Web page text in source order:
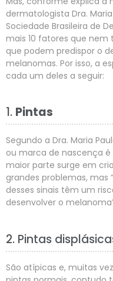
dermatologista Dra.
Sociedade Brasileira de
mais 10 fatores que nem
que podem predispor o
melanomas. Por isso, a
cada um deles a seguir:
1. Pintas
Segundo a Dra. Maria
ou marca de nascença
maior parte surge em
grandes problemas, mas
desses sinais têm um
desenvolver o
2. Pintas
São atípicas e, muitas